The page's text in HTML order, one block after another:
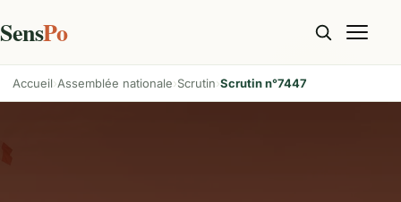
SensPo
Accueil Assemblée nationale Scrutin Scrutin n°7447